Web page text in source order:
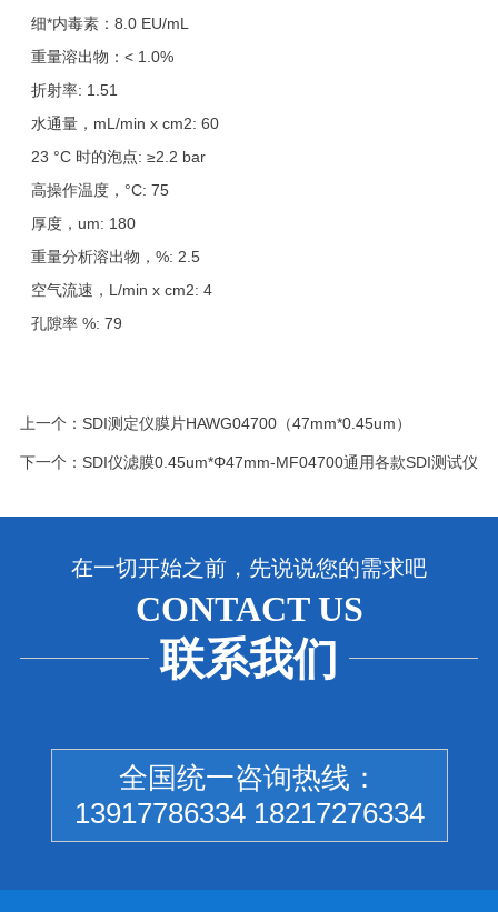
细*内毒素：8.0 EU/mL
重量溶出物：< 1.0%
折射率: 1.51
水通量，mL/min x cm2: 60
23 °C 时的泡点: ≥2.2 bar
高操作温度，°C: 75
厚度，um: 180
重量分析溶出物，%: 2.5
空气流速，L/min x cm2: 4
孔隙率 %: 79
上一个： SDI测定仪膜片HAWG04700（47mm*0.45um）
下一个： SDI仪滤膜0.45um*Φ47mm-MF04700通用各款SDI测试仪
在一切开始之前，先说说您的需求吧
CONTACT US
联系我们
全国统一咨询热线：
13917786334 18217276334